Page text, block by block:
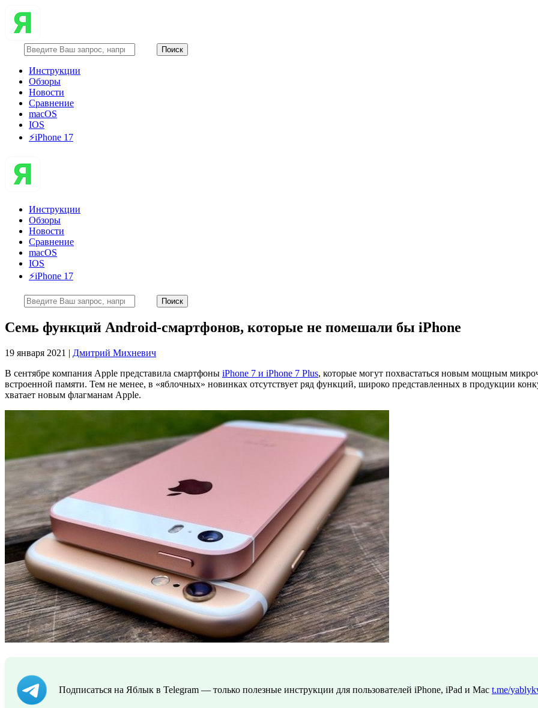
Инструкции
Обзоры
Новости
Сравнение
macOS
IOS
⚡️iPhone 17
Инструкции
Обзоры
Новости
Сравнение
macOS
IOS
⚡️iPhone 17
Семь функций Android-смартфонов, которые не помешали бы iPhone
19 января 2021 | Дмитрий Михневич
В сентябре компания Apple представила смартфоны iPhone 7 и iPhone 7 Plus, которые могут похвастаться новым мощным
встроенной памяти. Тем не менее, в «яблочных» новинках отсутствует ряд функций, широко представленных в продукции
хватает новым флагманам Apple.
Подписаться на Яблык в Telegram — только полезные инструкции для пользователей iPhone, iPad и Mac t.me/